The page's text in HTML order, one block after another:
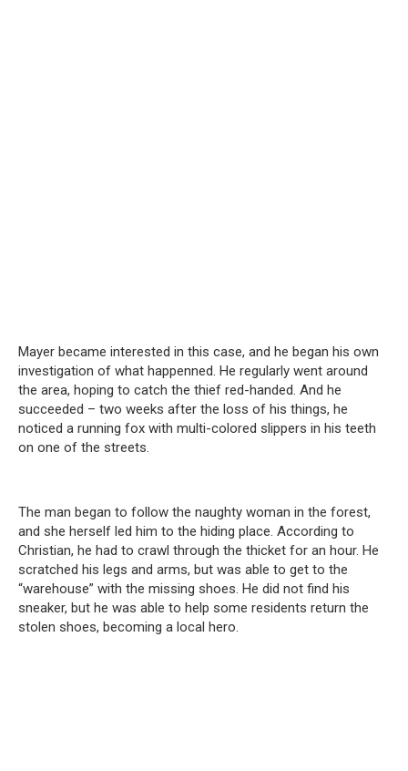
Mayer became interested in this case, and he began his own
investigation of what happenned. He regularly went around
the area, hoping to catch the thief red-handed. And he
succeeded – two weeks after the loss of his things, he
noticed a running fox with multi-colored slippers in his teeth
on one of the streets.
The man began to follow the naughty woman in the forest,
and she herself led him to the hiding place. According to
Christian, he had to crawl through the thicket for an hour. He
scratched his legs and arms, but was able to get to the
“warehouse” with the missing shoes. He did not find his
sneaker, but he was able to help some residents return the
stolen shoes, becoming a local hero.